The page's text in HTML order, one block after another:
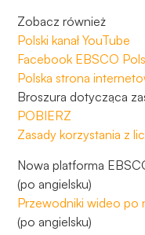
Zobacz również
Polski kanał YouTube
Facebook EBSCO
Polska strona
Broszura dotycząca
POBIERZ
Zasady korzystania z
Nowa platforma
(po angielsku)
Przewodniki wideo po
(po angielsku)